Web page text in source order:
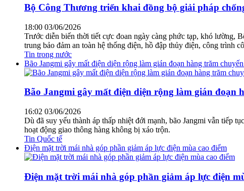
Bộ Công Thương triển khai đồng bộ giải pháp
18:00 03/06/2026
Trước diễn biến thời tiết cực đoan ngày càng phức tạp, khó lường,
trung bảo đảm an toàn hệ thống điện, hồ đập thủy điện, công trình
Tin trong nước
Bão Jangmi gây mất điện diện rộng làm gián đoạn hàng trăm
Bão Jangmi gây mất điện diện rộng làm gián đoạn
16:02 03/06/2026
Dù đã suy yếu thành áp thấp nhiệt đới mạnh, bão Jangmi vẫn tiếp
hoạt động giao thông hàng không bị xáo trộn.
Tin Quốc tế
Điện mặt trời mái nhà góp phần giảm áp lực điện mùa cao điểm
Điện mặt trời mái nhà góp phần giảm áp lực điện